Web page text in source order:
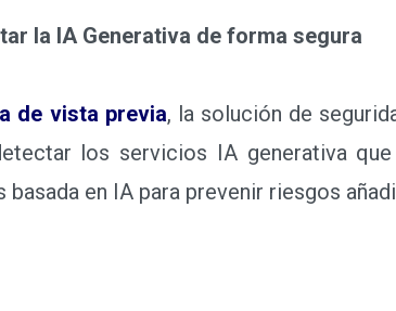
la IA Generativa de forma segura
de vista previa, la solución de
los servicios IA generativa
en IA para prevenir riesgos